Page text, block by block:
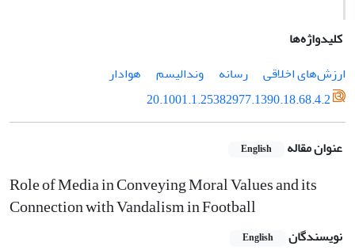
کلیدواژه‌ها
ارزش‌های اخلاقی
رسانه وندالیسم
هوادار
20.1001.1.25382977.1390.18.68.4.2
عنوان مقاله English
Role of Media in Conveying Moral Values and its
Connection with Vandalism in Football
نویسندگان English